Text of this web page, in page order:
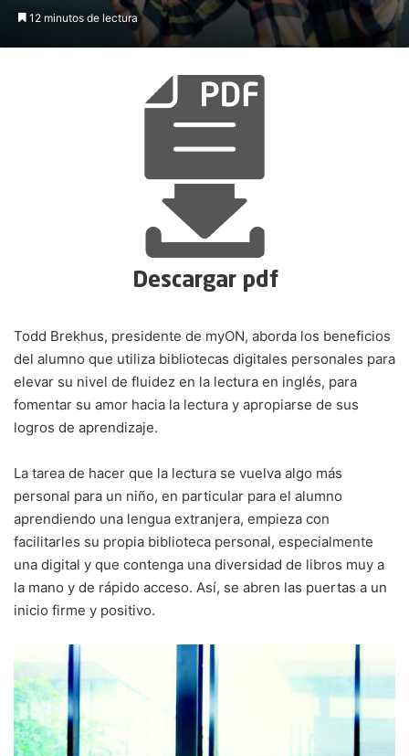
12 minutos de lectura
Todd Brekhus, presidente de myON, aborda los beneficios
del alumno que utiliza bibliotecas digitales personales para
elevar su nivel de fluidez en la lectura en inglés, para
fomentar su amor hacia la lectura y apropiarse de sus
logros de aprendizaje.
La tarea de hacer que la lectura se vuelva algo más
personal para un niño, en particular para el alumno
aprendiendo una lengua extranjera, empieza con
facilitarles su propia biblioteca personal, especialmente
una digital y que contenga una diversidad de libros muy a
la mano y de rápido acceso. Así, se abren las puertas a un
inicio firme y positivo.